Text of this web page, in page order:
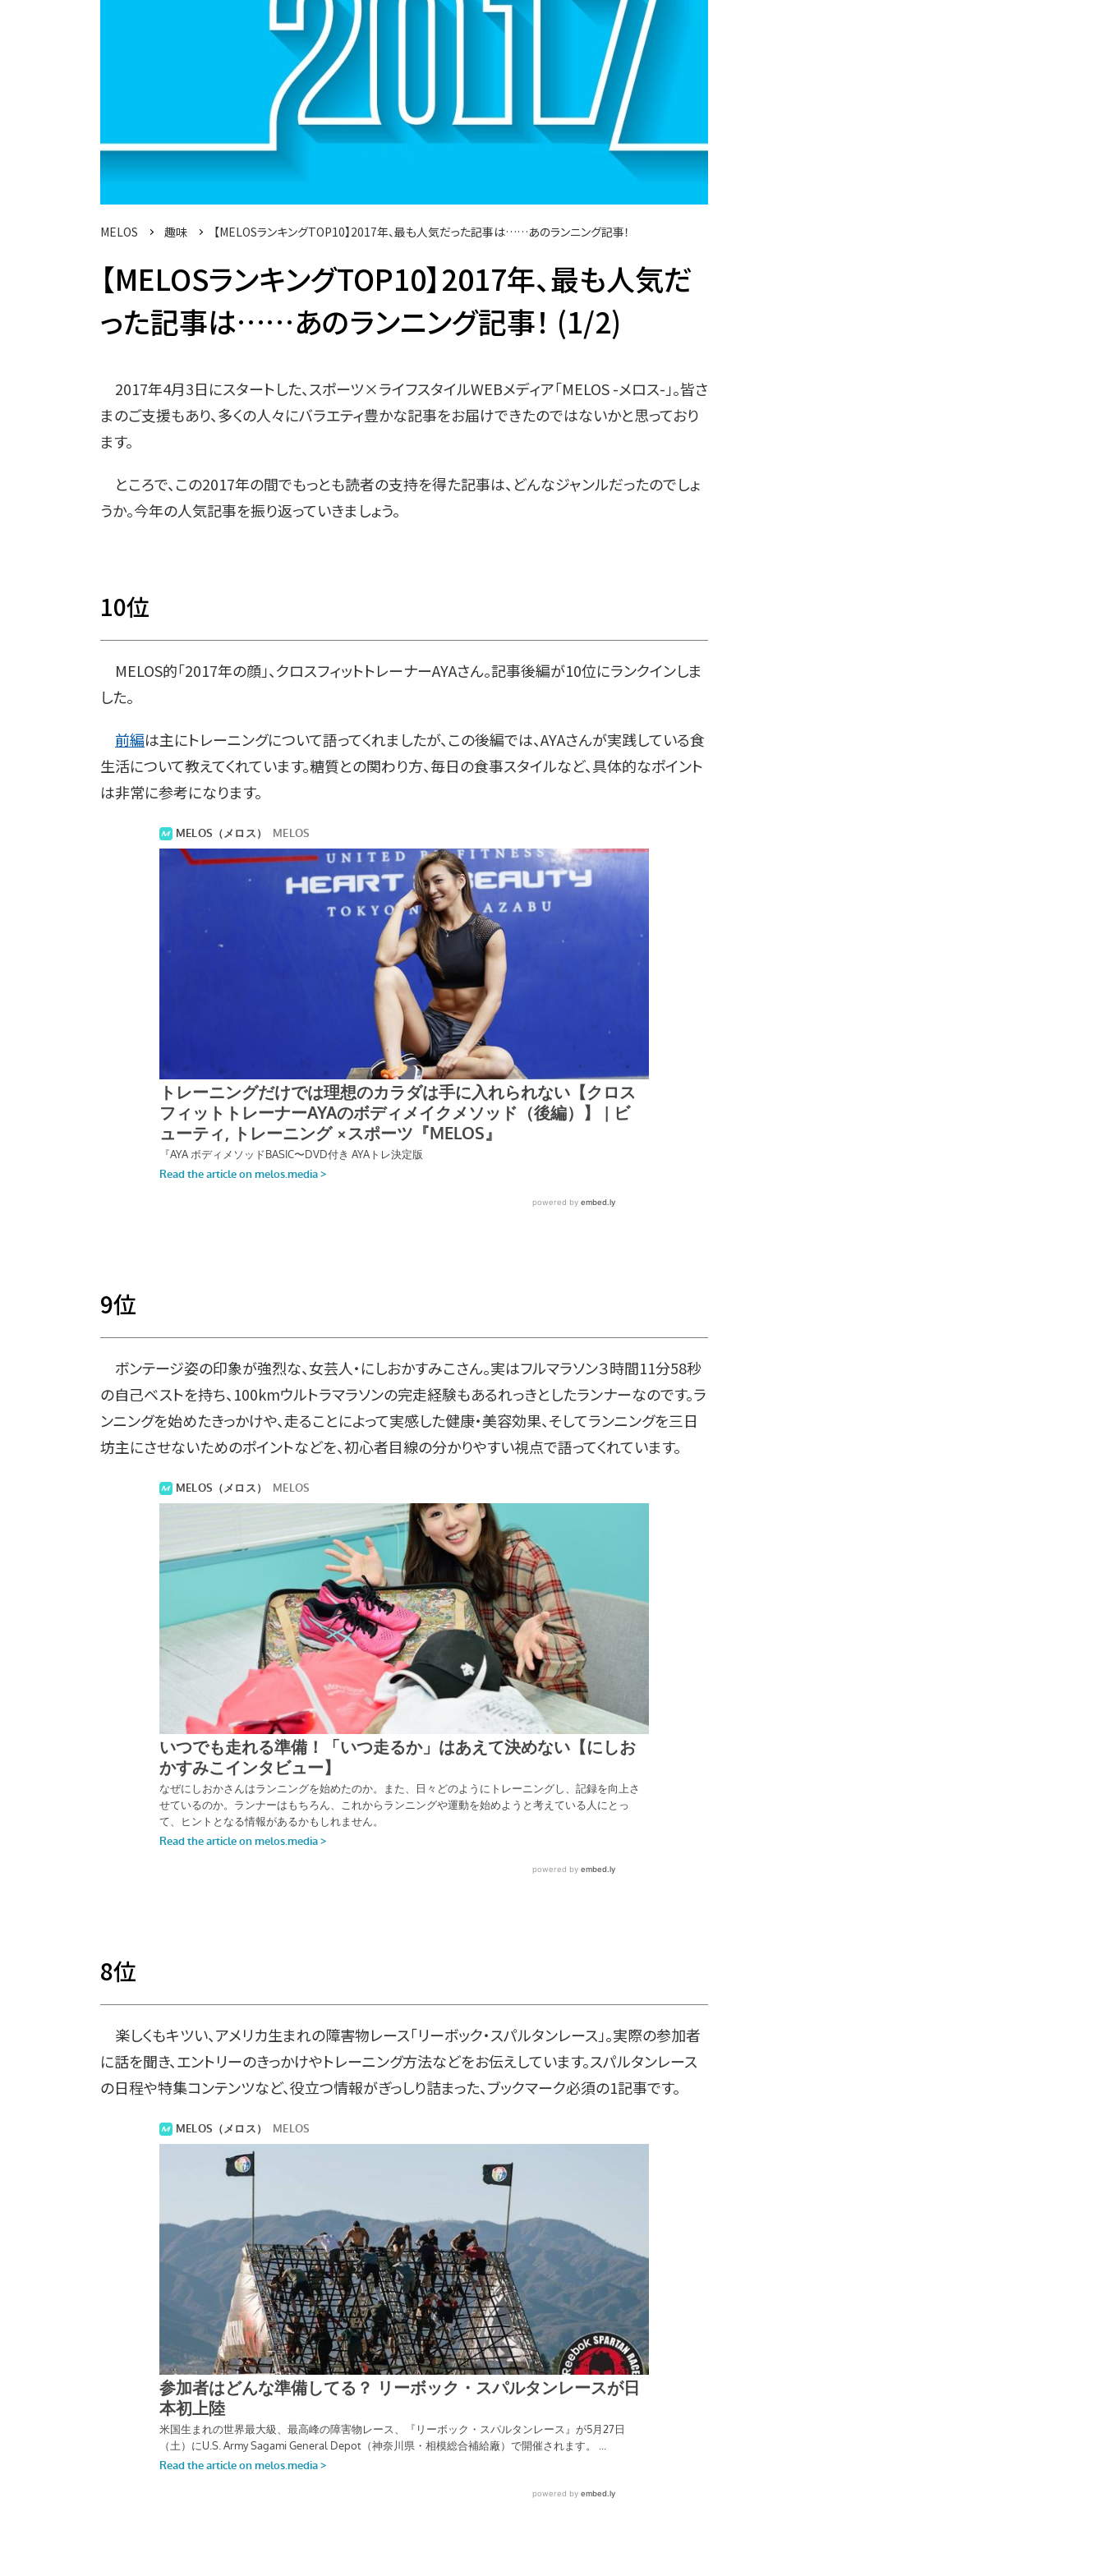
MELOS 趣味 【MELOSランキングTOP10】2017年、最も人気だった記事は……あのランニング記事！
【MELOSランキングTOP10】2017年、最も人気だ
った記事は……あのランニング記事！ (1/2)
2017年4月3日にスタートした、スポーツ×ライフスタイルWEBメディア「MELOS -メロス-」。皆さ
まのご支援もあり、多くの人々にバラエティ豊かな記事をお届けできたのではないかと思っており
ます。
ところで、この2017年の間でもっとも読者の支持を得た記事は、どんなジャンルだったのでしょ
うか。今年の人気記事を振り返っていきましょう。
10位
MELOS的「2017年の顔」、クロスフィットトレーナーAYAさん。記事後編が10位にランクインしま
した。
前編は主にトレーニングについて語ってくれましたが、この後編では、AYAさんが実践している食
生活について教えてくれています。糖質との関わり方、毎日の食事スタイルなど、具体的なポイント
は非常に参考になります。
9位
ボンテージ姿の印象が強烈な、女芸人・にしおかすみこさん。実はフルマラソン３時間11分58秒
の自己ベストを持ち、100kmウルトラマラソンの完走経験もあるれっきとしたランナーなのです。ラ
ンニングを始めたきっかけや、走ることによって実感した健康・美容効果、そしてランニングを三日
坊主にさせないためのポイントなどを、初心者目線の分かりやすい視点で語ってくれています。
8位
楽しくもキツい、アメリカ生まれの障害物レース「リーボック・スパルタンレース」。実際の参加者
に話を聞き、エントリーのきっかけやトレーニング方法などをお伝えしています。スパルタンレース
の日程や特集コンテンツなど、役立つ情報がぎっしり詰まった、ブックマーク必須の1記事です。